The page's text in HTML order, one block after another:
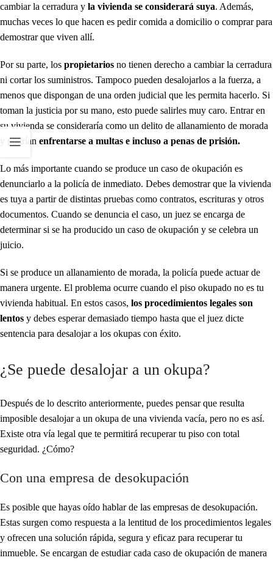
cambiar la cerradura y la vivienda se considerará suya. Además,
muchas veces lo que hacen es pedir comida a domicilio o comprar para
demostrar que viven allí.
Por su parte, los propietarios no tienen derecho a cambiar la cerradura
ni cortar los suministros. Tampoco pueden desalojarlos a la fuerza, a
menos que dispongan de una orden judicial que les permita hacerlo. Si
toman la justicia por su mano, esto puede salirles muy caro. Entrar en
su vivienda se consideraría como un delito de allanamiento de morada
y podrían enfrentarse a multas e incluso a penas de prisión.
Lo más importante cuando se produce un caso de okupación es
denunciarlo a la policía de inmediato. Debes demostrar que la vivienda
es tuya a partir de distintas pruebas como contratos, escrituras y otros
documentos. Cuando se denuncia el caso, un juez se encarga de
determinar si se ha producido un caso de okupación y se celebra un
juicio.
Si se produce un allanamiento de morada, la policía puede actuar de
manera urgente. El problema ocurre cuando el piso okupado no es tu
vivienda habitual. En estos casos, los procedimientos legales son
lentos y debes esperar demasiado tiempo hasta que el juez dicte
sentencia para desalojar a los okupas con éxito.
¿Se puede desalojar a un okupa?
Después de lo descrito anteriormente, puedes pensar que resulta
imposible desalojar a un okupa de una vivienda vacía, pero no es así.
Existe otra vía legal que te permitirá recuperar tu piso con total
seguridad. ¿Cómo?
Con una empresa de desokupación
Es posible que hayas oído hablar de las empresas de desokupación.
Estas surgen como respuesta a la lentitud de los procedimientos legales
y ofrecen una solución rápida, segura y eficaz para recuperar tu
inmueble. Se encargan de estudiar cada caso de okupación de manera